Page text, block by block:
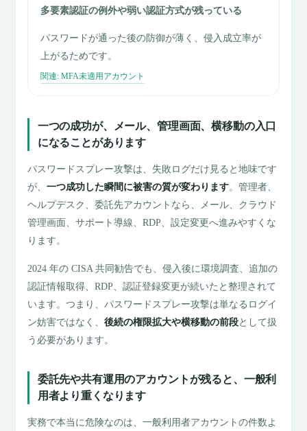
多要素認証の例外や弱い認証方式が残っている
パスワードが通った後の防御が薄く、侵入成立率が
上がるためです。
関連: MFA未適用アカウント
一つの成功が、メール、管理画面、横移動の入口
になることがあります
パスワードスプレー攻撃は、失敗ログだけ見ると地味です
が、一つ成功した瞬間に被害の質が変わります。管理者、
ヘルプデスク、委託先アカウントなら、メール、クラウド
管理画面、サポート導線、RDP、設定変更へ進みやすくな
ります。
2024 年の CISA 共同勧告でも、侵入後に環境調査、追加の
認証情報取得、RDP、認証登録変更が続いたと整理されて
います。つまり、パスワードスプレー攻撃は単なるログイ
ン妨害ではなく、後続の権限拡大や横移動の前段として扱
う必要があります。
委託先や共有運用のアカウントが残ると、一般利
用者より重くなります
実務で本当に危険なのは、一般利用者アカウントの件数よ